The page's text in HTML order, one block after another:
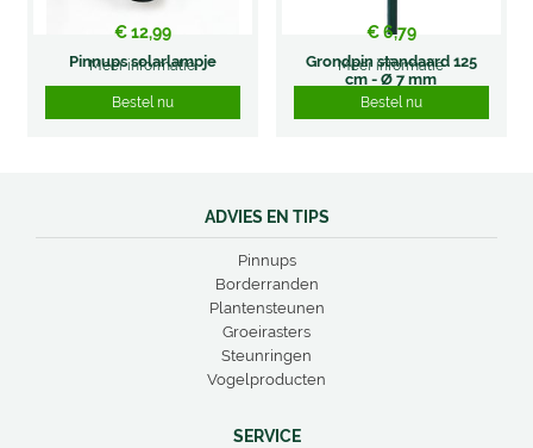
Pinnups solarlampje
€ 12,99
Meer informatie
Bestel nu
Grondpin standaard 125
cm - Ø 7 mm
€ 6,79
Meer informatie
Bestel nu
ADVIES EN TIPS
Pinnups
Borderranden
Plantensteunen
Groeirasters
Steunringen
Vogelproducten
SERVICE